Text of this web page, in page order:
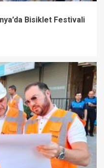
Bisiklet Festivali